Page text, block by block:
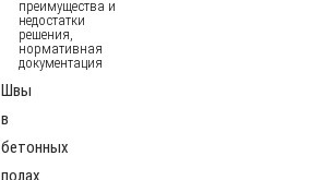
преимущества и
недостатки
решения,
нормативная
документация
Швы
в
бетонных
полах